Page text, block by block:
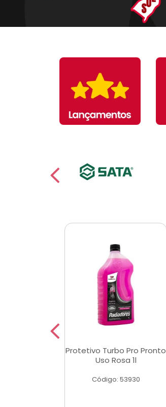
Protetivo Turbo Pro Pronto
Uso Rosa 1l
Código: 53930